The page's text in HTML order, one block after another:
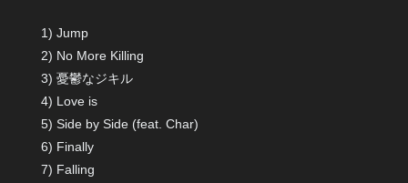
1) Jump
2) No More Killing
3) 憂鬱なジキル
4) Love is
5) Side by Side (feat. Char)
6) Finally
7) Falling